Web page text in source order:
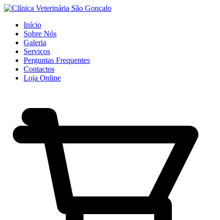
Início
Sobre Nós
Galeria
Serviços
Perguntas Frequentes
Contactos
Loja Online